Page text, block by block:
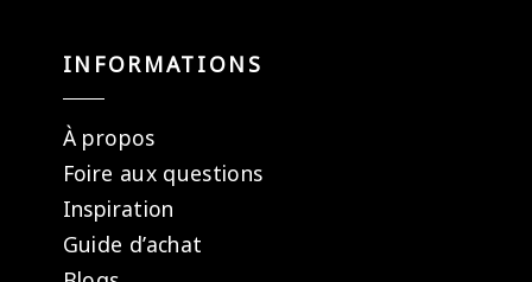
INFORMATIONS
À propos
Foire aux questions
Inspiration
Guide d’achat